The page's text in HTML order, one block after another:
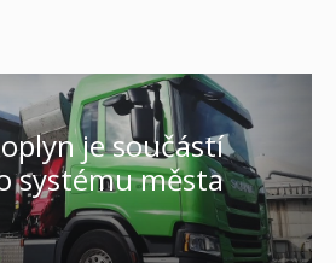
je součástí
systému města